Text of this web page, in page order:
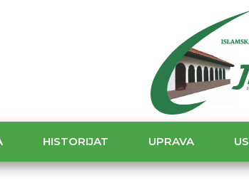
HISTORIJAT UPRAVA